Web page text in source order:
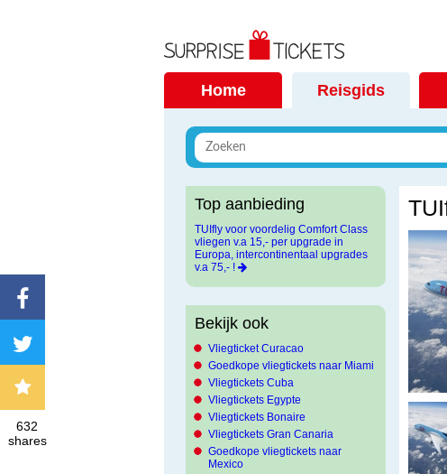
Home Reisgids
Top aanbieding
TUIfly voor voordelig Comfort Class
vliegen v.a 15,- per upgrade in
Europa, intercontinentaal upgrades
v.a 75,- !
Bekijk ook
Vliegticket Curacao
Goedkope vliegtickets naar Miami
Vliegtickets Cuba
Vliegtickets Egypte
Vliegtickets Bonaire
Vliegtickets Gran Canaria
Goedkope vliegtickets naar
Mexico
632
shares